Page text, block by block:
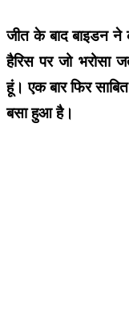
जीत के बाद बाइडन
हैरिस पर जो भरोसा
हूं। एक बार फिर
बसा हुआ है।